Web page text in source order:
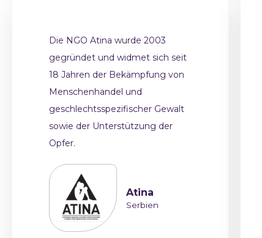
Die NGO Atina wurde 2003
gegründet und widmet sich seit
18 Jahren der Bekämpfung von
Menschenhandel und
geschlechtsspezifischer Gewalt
sowie der Unterstützung der
Opfer.
Atina
Serbien